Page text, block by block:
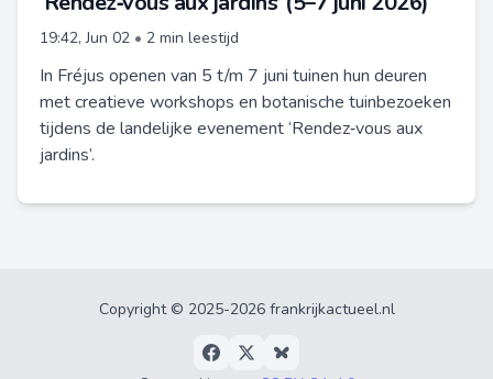
19:42, Jun 02 • 2 min leestijd
In Fréjus openen van 5 t/m 7 juni tuinen hun deuren
met creatieve workshops en botanische tuinbezoeken
tijdens de landelijke evenement ‘Rendez‑vous aux
jardins’.
Copyright © 2025-2026 frankrijkactueel.nl